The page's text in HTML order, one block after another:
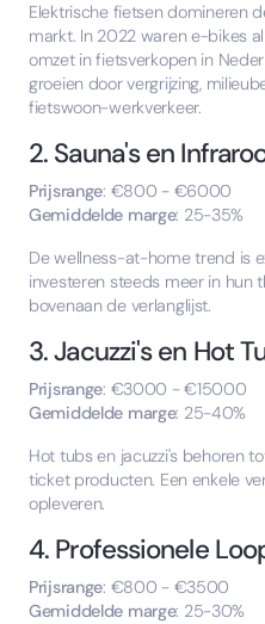
Elektrische fietsen domineren
markt. In 2022 waren e-bikes
omzet in fietsverkopen in
groeien door vergrijzing,
fietswoon-werkverkeer.
2. Sauna's en
Prijsrange: €800 - €6000
Gemiddelde marge: 25-35%
De wellness-at-home trend is
investeren steeds meer in hun
bovenaan de verlanglijst.
3. Jacuzzi's en Hot
Prijsrange: €3000 - €15000
Gemiddelde marge: 25-40%
Hot tubs en jacuzzi's behoren
ticket producten. Een enkele
opleveren.
4. Professionele
Prijsrange: €800 - €3500
Gemiddelde marge: 25-30%